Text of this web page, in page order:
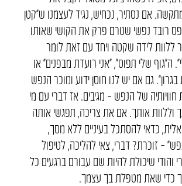
אם נסתיר, נכחיש, נגיד לעצמנו ש״קטן
רובד נפשי שטרם פרק את הקושי שאותו
ללוות לידה שקטה ויחד עם זאת לומר
ה״גוף שלי תפוס״, “אני רועדת מבפנים״ או
גם אם יש לנו חוסן ידוע ומוכר הנפש
של הנפש – מגיבים. אז דברי עם מי
וללוות אותך. אם את צריכה, תפגשי אותה
כדאי להסתכל בעיניים ללא מסך,
– זוכרת? דברי, צאי להליכה, לטיפול
והודי שיכולת להיות שם עבורם ברגעים כל
כדי שאת מטפלת בך עצמך.